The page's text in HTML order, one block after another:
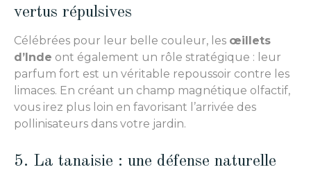
vertus répulsives
Célébrées pour leur belle couleur, les œillets
d’Inde ont également un rôle stratégique : leur
parfum fort est un véritable repoussoir contre les
limaces. En créant un champ magnétique olfactif,
vous irez plus loin en favorisant l’arrivée des
pollinisateurs dans votre jardin.
5. La tanaisie : une défense naturelle